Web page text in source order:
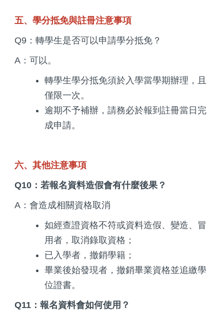
五、學分抵免與註冊注意事項
Q9：轉學生是否可以申請學分抵免？
A：可以。
轉學生學分抵免須於入學當學期辦理，且
僅限一次。
逾期不予補辦，請務必於報到註冊當日完
成申請。
六、其他注意事項
Q10：若報名資料造假會有什麼後果？
A：會造成相關資格取消
如經查證資格不符或資料造假、變造、冒
用者，取消錄取資格；
已入學者，撤銷學籍；
畢業後始發現者，撤銷畢業資格並追繳學
位證書。
Q11：報名資料會如何使用？